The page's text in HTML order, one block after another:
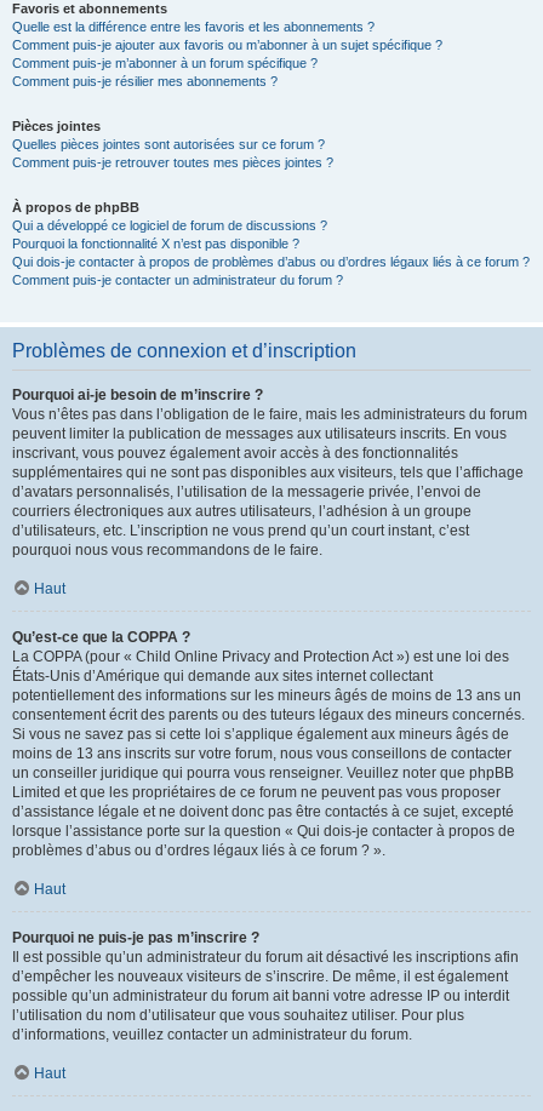
Favoris et abonnements
Quelle est la différence entre les favoris et les abonnements ?
Comment puis-je ajouter aux favoris ou m’abonner à un sujet spécifique ?
Comment puis-je m’abonner à un forum spécifique ?
Comment puis-je résilier mes abonnements ?
Pièces jointes
Quelles pièces jointes sont autorisées sur ce forum ?
Comment puis-je retrouver toutes mes pièces jointes ?
À propos de phpBB
Qui a développé ce logiciel de forum de discussions ?
Pourquoi la fonctionnalité X n’est pas disponible ?
Qui dois-je contacter à propos de problèmes d’abus ou d’ordres légaux liés à ce forum ?
Comment puis-je contacter un administrateur du forum ?
Problèmes de connexion et d’inscription
Pourquoi ai-je besoin de m’inscrire ?
Vous n’êtes pas dans l’obligation de le faire, mais les administrateurs du forum
peuvent limiter la publication de messages aux utilisateurs inscrits. En vous
inscrivant, vous pouvez également avoir accès à des fonctionnalités
supplémentaires qui ne sont pas disponibles aux visiteurs, tels que l’affichage
d’avatars personnalisés, l’utilisation de la messagerie privée, l’envoi de
courriers électroniques aux autres utilisateurs, l’adhésion à un groupe
d’utilisateurs, etc. L’inscription ne vous prend qu’un court instant, c’est
pourquoi nous vous recommandons de le faire.
Haut
Qu’est-ce que la COPPA ?
La COPPA (pour « Child Online Privacy and Protection Act ») est une loi des
États-Unis d’Amérique qui demande aux sites internet collectant
potentiellement des informations sur les mineurs âgés de moins de 13 ans un
consentement écrit des parents ou des tuteurs légaux des mineurs concernés.
Si vous ne savez pas si cette loi s’applique également aux mineurs âgés de
moins de 13 ans inscrits sur votre forum, nous vous conseillons de contacter
un conseiller juridique qui pourra vous renseigner. Veuillez noter que phpBB
Limited et que les propriétaires de ce forum ne peuvent pas vous proposer
d’assistance légale et ne doivent donc pas être contactés à ce sujet, excepté
lorsque l’assistance porte sur la question « Qui dois-je contacter à propos de
problèmes d’abus ou d’ordres légaux liés à ce forum ? ».
Haut
Pourquoi ne puis-je pas m’inscrire ?
Il est possible qu’un administrateur du forum ait désactivé les inscriptions afin
d’empêcher les nouveaux visiteurs de s’inscrire. De même, il est également
possible qu’un administrateur du forum ait banni votre adresse IP ou interdit
l’utilisation du nom d’utilisateur que vous souhaitez utiliser. Pour plus
d’informations, veuillez contacter un administrateur du forum.
Haut